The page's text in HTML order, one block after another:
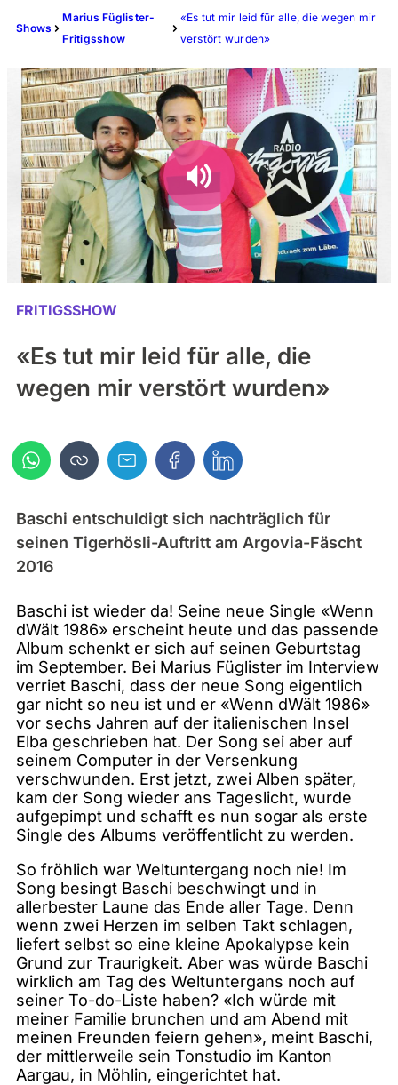
Shows
Marius Füglister-
Fritigsshow
«Es tut mir leid für alle, die wegen mir
verstört wurden»
FRITIGSSHOW
«Es tut mir leid für alle, die
wegen mir verstört wurden»
Baschi entschuldigt sich nachträglich für
seinen Tigerhösli-Auftritt am Argovia-Fäscht
2016
Baschi ist wieder da! Seine neue Single «Wenn
dWält 1986» erscheint heute und das passende
Album schenkt er sich auf seinen Geburtstag
im September. Bei Marius Füglister im Interview
verriet Baschi, dass der neue Song eigentlich
gar nicht so neu ist und er «Wenn dWält 1986»
vor sechs Jahren auf der italienischen Insel
Elba geschrieben hat. Der Song sei aber auf
seinem Computer in der Versenkung
verschwunden. Erst jetzt, zwei Alben später,
kam der Song wieder ans Tageslicht, wurde
aufgepimpt und schafft es nun sogar als erste
Single des Albums veröffentlicht zu werden.
So fröhlich war Weltuntergang noch nie! Im
Song besingt Baschi beschwingt und in
allerbester Laune das Ende aller Tage. Denn
wenn zwei Herzen im selben Takt schlagen,
liefert selbst so eine kleine Apokalypse kein
Grund zur Traurigkeit. Aber was würde Baschi
wirklich am Tag des Weltuntergans noch auf
seiner To-do-Liste haben? «Ich würde mit
meiner Familie brunchen und am Abend mit
meinen Freunden feiern gehen», meint Baschi,
der mittlerweile sein Tonstudio im Kanton
Aargau, in Möhlin, eingerichtet hat.